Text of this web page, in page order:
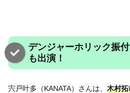
デンジャーホリック振
も出演！
宍戸叶多（KANATA）さんは、 木村